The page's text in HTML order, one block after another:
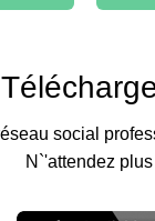
social
N`'attendez